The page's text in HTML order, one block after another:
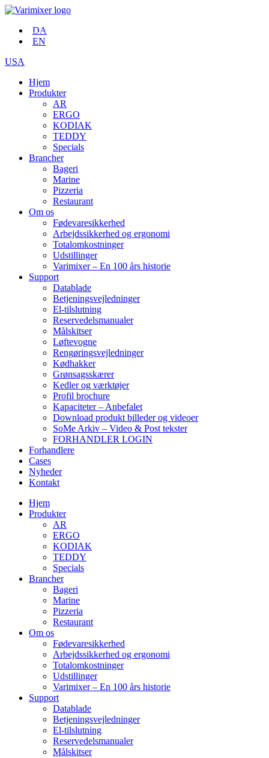
DA
EN
USA
Hjem
Produkter
AR
ERGO
KODIAK
TEDDY
Specials
Brancher
Bageri
Marine
Pizzeria
Restaurant
Om os
Fødevaresikkerhed
Arbejdssikkerhed og ergonomi
Totalomkostninger
Udstillinger
Varimixer – En 100 års historie
Support
Datablade
Betjeningsvejledninger
El-tilslutning
Reservedelsmanualer
Målskitser
Løftevogne
Rengøringsvejledninger
Kødhakker
Grønsagsskærer
Kedler og værktøjer
Profil brochure
Kapaciteter – Anbefalet
Download produkt billeder og videoer
SoMe Arkiv – Video & Post tekster
FORHANDLER LOGIN
Forhandlere
Cases
Nyheder
Kontakt
Hjem
Produkter
AR
ERGO
KODIAK
TEDDY
Specials
Brancher
Bageri
Marine
Pizzeria
Restaurant
Om os
Fødevaresikkerhed
Arbejdssikkerhed og ergonomi
Totalomkostninger
Udstillinger
Varimixer – En 100 års historie
Support
Datablade
Betjeningsvejledninger
El-tilslutning
Reservedelsmanualer
Målskitser